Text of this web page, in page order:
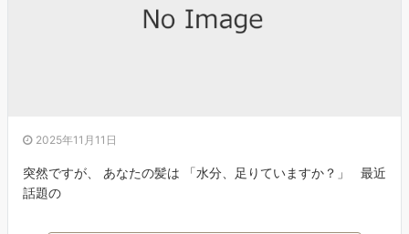
2025年11月11日
突然ですが、 あなたの髪は 「水分、足りていますか？」 最近
話題の